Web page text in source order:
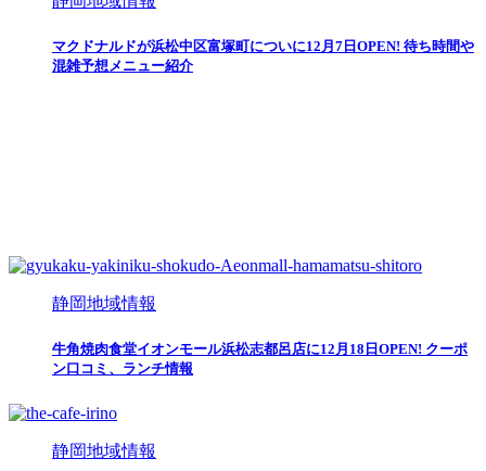
マクドナルドが浜松中区富塚町についに12月7日OPEN! 待ち時間や
混雑予想メニュー紹介
静岡地域情報
牛角焼肉食堂イオンモール浜松志都呂店に12月18日OPEN! クーポ
ン口コミ、ランチ情報
静岡地域情報